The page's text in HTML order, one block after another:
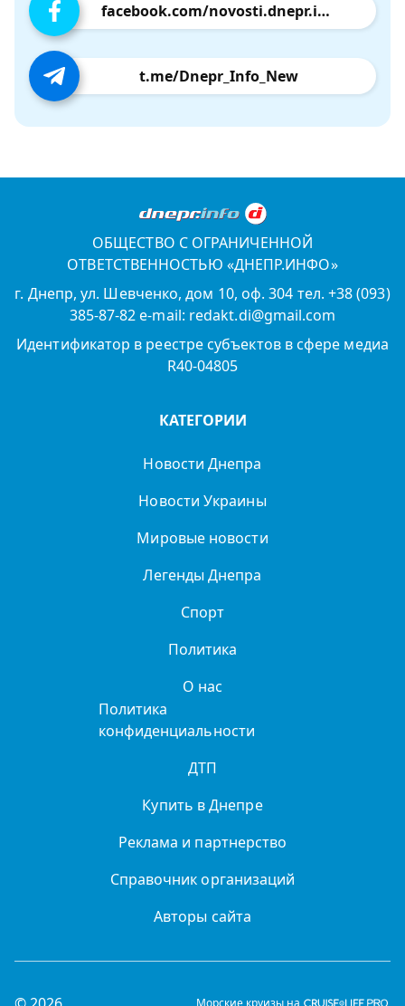
facebook.com/novosti.dnepr.info
t.me/Dnepr_Info_New
ОБЩЕСТВО С ОГРАНИЧЕННОЙ
ОТВЕТСТВЕННОСТЬЮ «ДНЕПР.ИНФО»
г. Днепр, ул. Шевченко, дом 10, оф. 304 тел. +38 (093)
385-87-82 e-mail: redakt.di@gmail.com
Идентификатор в реестре субъектов в сфере медиа
R40-04805
КАТЕГОРИИ
Новости Днепра
Новости Украины
Мировые новости
Легенды Днепра
Спорт
Политика
О нас
Политика
конфиденциальности
ДТП
Купить в Днепре
Реклама и партнерство
Справочник организаций
Авторы сайта
Морские круизы на